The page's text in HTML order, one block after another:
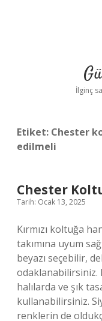
İlginç
Etiket: Chester
edilmeli
Chester
Tarih: Ocak 13, 2025
Kırmızı koltuğa
takımına uyum
beyazı seçebilir,
odaklanabilirsiniz.
halılarda ve şık
kullanabilirsiniz.
renklerin de